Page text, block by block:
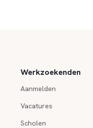
Werkzoekenden
Aanmelden
Vacatures
Scholen